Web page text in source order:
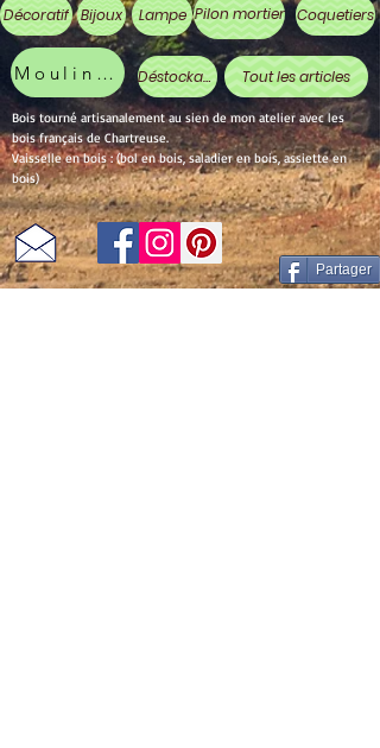
Décoratif Bijoux Lampe Pilon mortier Coquetiers
Moulin à poivre Déstockage Tout les articles
Bois tourné artisanalement au sien de mon atelier avec les
bois français de Chartreuse.
Vaisselle en bois : (bol en bois, saladier en bois, assiette en
bois)
Partager